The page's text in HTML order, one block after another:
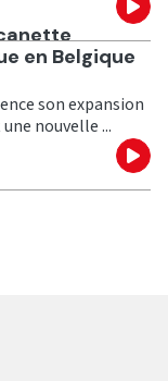
en Belgique
son expansion
nouvelle ...